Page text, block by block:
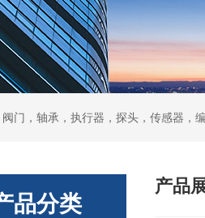
门，轴承，执行器，探头，传感器，
品分类
产品